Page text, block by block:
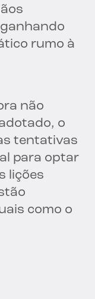
rumo à
não
o
tentativas
para optar
lições
como o